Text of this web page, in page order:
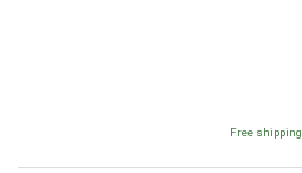
Free shipping